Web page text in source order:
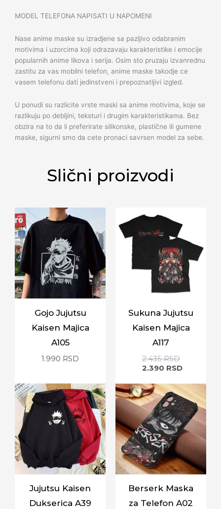
MODEL TELEFONA NAPISATI U NAPOMENI
Nase anime maske su izradjene sa pazljivo odabranim
motivima i uzorcima koji odrazavaju karakteristike i emocije
popularnih anime likova i serija. Osim sto pruzaju izvanrednu
zastitu za vas mobilni telefon, anime maske takodje ce
vasem telefonu dati jedinstveni i prepoznatljivi izgled.
U ponudi su razlicite vrste maski sa anime motivima, koje se
razlikuju po debljini, teksturi i drugim karakteristikama. Bez
obzira na to da li preferirate silikonske, plastične ili gumene
maske, sigurni smo da cete pronaci savrsen model za sebe.
Slični proizvodi
Gojo Jujutsu
Kaisen Majica
A105
1.990 RSD
Sukuna Jujutsu
Kaisen Majica
A117
2.435RSD
2.390 RSD
Jujutsu Kaisen
Dukserica A39
Berserk Maska
za Telefon A02